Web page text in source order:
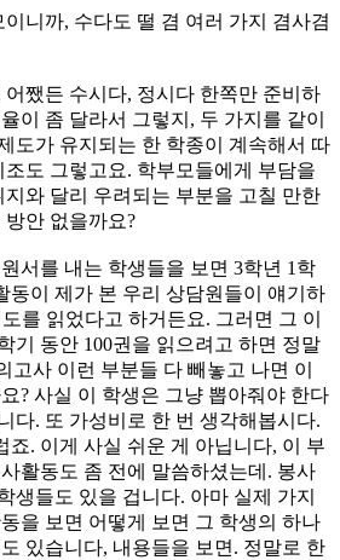
니까, 수다도 떨 겸 여러 가지 겸사겸
쨌든 수시다, 정시다 한쪽만 준비하
이 좀 달라서 그렇지, 두 가지를 같이
도가 유지되는 한 학종이 계속해서 따
도 그렇고요. 학부모들에게 부담을
와 달리 우려되는 부분을 고칠 만한
안 없을까요?
서를 내는 학생들을 보면 3학년 1학
동이 제가 본 우리 상담원들이 얘기하
를 읽었다고 하거든요. 그러면 그 이
기 동안 100권을 읽으려고 하면 정말
고사 이런 부분들 다 빼놓고 나면 이
? 사실 이 학생은 그냥 뽑아줘야 한다
다. 또 가성비로 한 번 생각해봅시다.
죠. 이게 사실 쉬운 게 아닙니다, 이 부
활동도 좀 전에 말씀하셨는데. 봉사
생들도 있을 겁니다. 아마 실제 가지
을 보면 어떻게 보면 그 학생의 하나
있습니다, 내용들을 보면. 정말로 한